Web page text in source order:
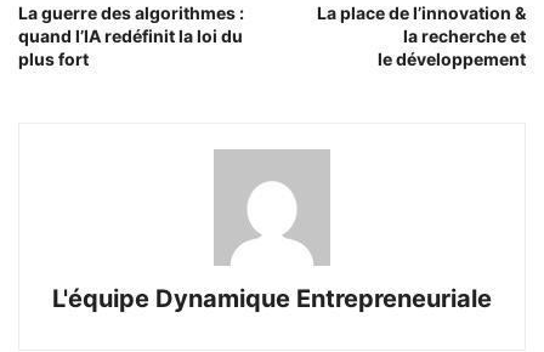
La guerre des algorithmes :
quand l’IA redéfinit la loi du
plus fort
La place de l’innovation &
la recherche et
le développement
L'équipe Dynamique Entrepreneuriale